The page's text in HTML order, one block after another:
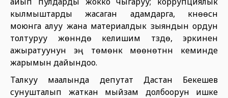
кылмыштарды жасаган адамдарга, күнөөсүн
моюнга алуу жана материалдык зыяндын ордун
толтуруу жөнүндө келишим түзүүдө, эркинен
ажыратуунун эң төмөнкү мөөнөтүнүн кеминде
жарымын дайындоо.
Талкуу маалында депутат Дастан Бекешев
сунушталып жаткан мыйзам долбоорун ишке